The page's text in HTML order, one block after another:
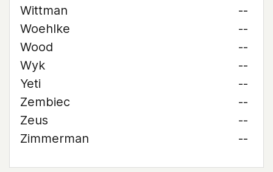
Wittman
--
Woehlke
--
Wood
--
Wyk
--
Yeti
--
Zembiec
--
Zeus
--
Zimmerman
--